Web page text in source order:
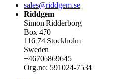
sales@riddgem.se
Riddgem
Simon Ridderborg
Box 470
116 74 Stockholm
Sweden
+46706869645
Org.no: 591024-7534